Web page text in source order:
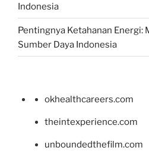
Indonesia
Pentingnya Ketahanan Energi:
Sumber Daya Indonesia
okhealthcareers.com
theintexperience.com
unboundedthefilm.com